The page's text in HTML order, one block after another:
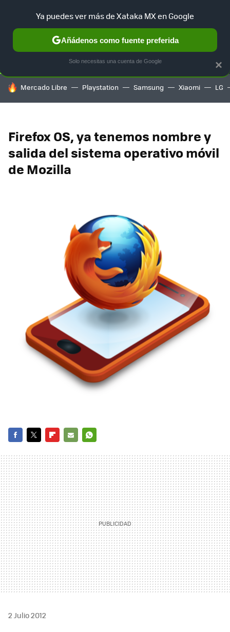
SELECCIÓN GAMING HOME AUTO TERRITORIO
HOY SE HABLA DE
Mercado Libre Playstation Samsung Xiaomi LG
Firefox OS, ya tenemos nombre y
salida del sistema operativo móvil
de Mozilla
MAIL
2 Julio 2012
×
Ya puedes ver más de Xataka MX en Google
Añádenos como fuente preferida
Solo necesitas una cuenta de Google